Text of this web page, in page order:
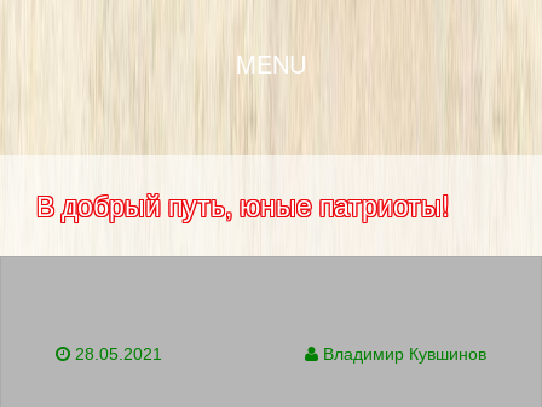
MENU
В добрый путь, юные патриоты!
28.05.2021 Владимир Кувшинов